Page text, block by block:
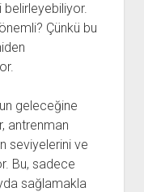
Çünkü bu
geleceğine
antrenman
seviyelerini ve
Bu, sadece
sağlamakla